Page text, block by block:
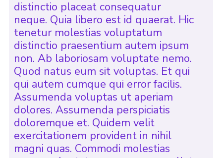
distinctio placeat consequatur
neque. Quia libero est id quaerat. Hic
tenetur molestias voluptatum
distinctio praesentium autem ipsum
non. Ab laboriosam voluptate nemo.
Quod natus eum sit voluptas. Et qui
qui autem cumque qui error facilis.
Assumenda voluptas ut aperiam
dolores. Assumenda perspiciatis
doloremque et. Quidem velit
exercitationem provident in nihil
magni quas. Commodi molestias